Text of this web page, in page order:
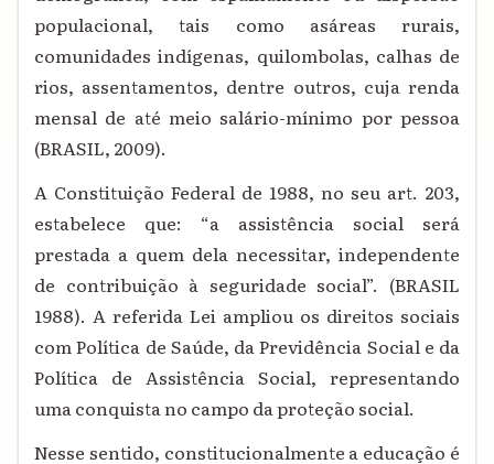
populacional, tais como asáreas rurais,
comunidades indígenas, quilombolas, calhas de
rios, assentamentos, dentre outros, cuja renda
mensal de até meio salário-mínimo por pessoa
(BRASIL, 2009).
A Constituição Federal de 1988, no seu art. 203,
estabelece que: “a assistência social será
prestada a quem dela necessitar, independente
de contribuição à seguridade social”. (BRASIL
1988). A referida Lei ampliou os direitos sociais
com Política de Saúde, da Previdência Social e da
Política de Assistência Social, representando
uma conquista no campo da proteção social.
Nesse sentido, constitucionalmente a educação é